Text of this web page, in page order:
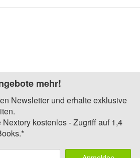
mehr!
Newsletter und erhalte exklusive
Nextory kostenlos - Zugriff auf 1,4